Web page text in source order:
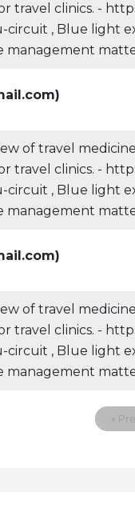
travel clinics. -
circuit , Blue light
management
)
of travel
travel clinics. -
circuit , Blue light
management
)
of travel
travel clinics. -
circuit , Blue light
management
«